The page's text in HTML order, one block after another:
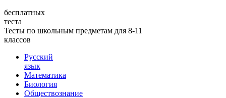
бесплатных
теста
Тесты по школьным предметам для 8-11
классов
Русский
язык
Математика
Биология
Обществознание